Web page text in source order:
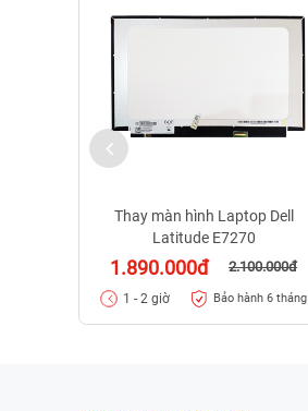
Thay màn hình Laptop Dell
Latitude E7270
1.890.000đ 2.100.000đ
1 - 2 giờ Bảo hành 6 tháng